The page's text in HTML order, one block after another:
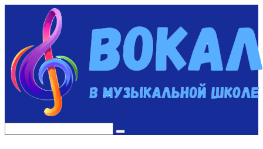
контенту